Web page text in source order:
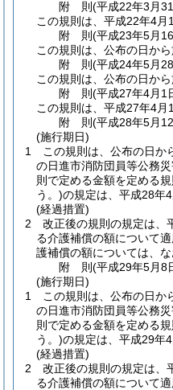
附 則(平成22年3月
この規則は、平成22年4月
附 則(平成23年5月
この規則は、公布の日から
附 則(平成24年5月
この規則は、公布の日から
附 則(平成27年4月1
この規則は、平成27年4月
附 則(平成28年5月
(施行期日)
1
この規則は、公布の日か
の日進市消防団員等公務
則で定める金額を定める規
う。)の規定は、平成28年
(経過措置)
2
改正後の規則の規定は、
る介護補償の額について
護補償の額については、な
附 則(平成29年5月8
(施行期日)
1
この規則は、公布の日か
の日進市消防団員等公務
則で定める金額を定める規
う。)の規定は、平成29年
(経過措置)
2
改正後の規則の規定は、
る介護補償の額について